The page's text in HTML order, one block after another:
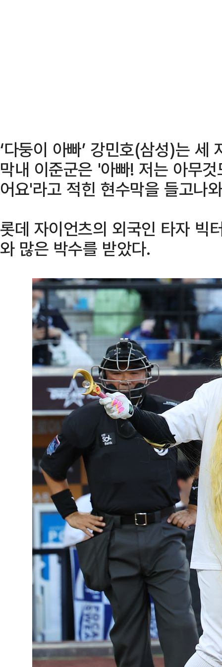
‘다둥이 아빠’ 강민호(삼성)는
막내 이준군은 '아빠! 저는 아무
어요'라고 적힌 현수막을 들고나
롯데 자이언츠의 외국인 타자 빅
와 많은 박수를 받았다.